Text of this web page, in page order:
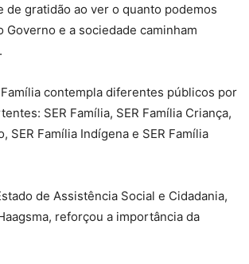
de gratidão ao ver o quanto podemos
Governo e a sociedade caminham
Família contempla diferentes públicos por
SER Família, SER Família Criança,
SER Família Indígena e SER Família
de Assistência Social e Cidadania,
reforçou a importância da